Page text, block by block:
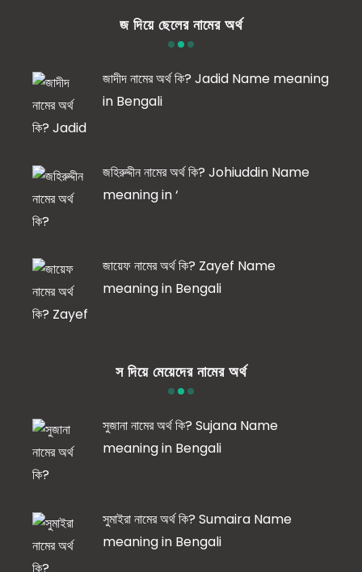
জ দিয়ে ছেলের নামের অর্থ
জাদীদ নামের অর্থ কি? Jadid Name meaning
in Bengali
জহিরুদ্দীন নামের অর্থ কি? Johiuddin Name
meaning in ‘
জায়েফ নামের অর্থ কি? Zayef Name
meaning in Bengali
স দিয়ে মেয়েদের নামের অর্থ
সুজানা নামের অর্থ কি? Sujana Name
meaning in Bengali
সুমাইরা নামের অর্থ কি? Sumaira Name
meaning in Bengali